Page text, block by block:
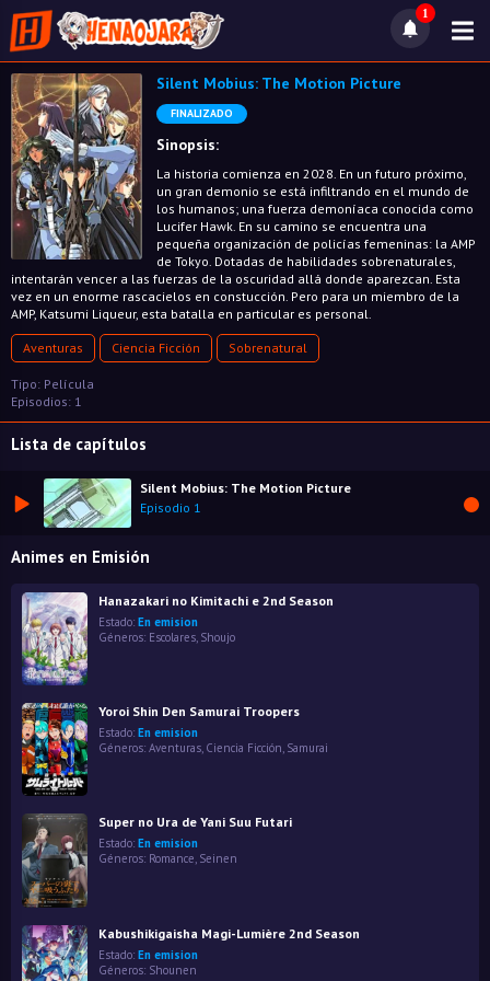
1
Silent Mobius: The Motion Picture
FINALIZADO
Sinopsis:
La historia comienza en 2028. En un futuro próximo,
un gran demonio se está infiltrando en el mundo de
los humanos; una fuerza demoníaca conocida como
Lucifer Hawk. En su camino se encuentra una
pequeña organización de policías femeninas: la AMP
de Tokyo. Dotadas de habilidades sobrenaturales,
intentarán vencer a las fuerzas de la oscuridad allá donde aparezcan. Esta
vez en un enorme rascacielos en constucción. Pero para un miembro de la
AMP, Katsumi Liqueur, esta batalla en particular es personal.
Aventuras Ciencia Ficción Sobrenatural
Tipo: Película
Episodios: 1
Lista de capítulos
Silent Mobius: The Motion Picture
Episodio 1
Animes en Emisión
Hanazakari no Kimitachi e 2nd Season
Estado: En emision
Géneros: Escolares Shoujo
Yoroi Shin Den Samurai Troopers
Estado: En emision
Géneros: Aventuras, Ciencia Ficción, Samurai
Super no Ura de Yani Suu Futari
Estado: En emision
Géneros: Romance, Seinen
Kabushikigaisha Magi-Lumière 2nd Season
Estado: En emision
Géneros: Shounen